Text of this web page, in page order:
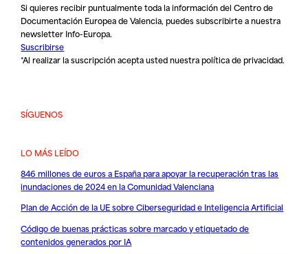
Si quieres recibir puntualmente toda la información del Centro de
Documentación Europea de Valencia, puedes subscribirte a nuestra
newsletter Info-Europa.
Suscribirse
*Al realizar la suscripción acepta usted nuestrapolítica de privacidad.
SÍGUENOS
LO MÁS LEÍDO
846 millones de euros a España para apoyar la recuperación tras las
inundaciones de 2024 en la Comunidad Valenciana
Plan de Acción de la UE sobre Ciberseguridad e Inteligencia Artificial
Código de buenas prácticas sobre marcado y etiquetado de
contenidos generados por IA